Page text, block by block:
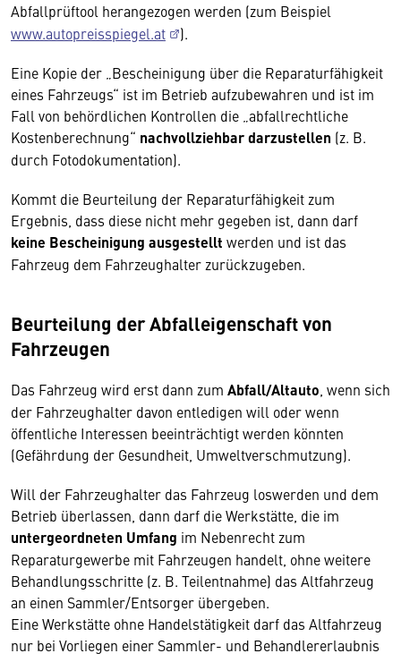
Abfallprüftool herangezogen werden (zum Beispiel
www.autopreisspiegel.at
).
Eine Kopie der „Bescheinigung über die Reparaturfähigkeit
eines Fahrzeugs“ ist im Betrieb aufzubewahren und ist im
Fall von behördlichen Kontrollen die „abfallrechtliche
Kostenberechnung“ nachvollziehbar darzustellen (z. B.
durch Fotodokumentation).
Kommt die Beurteilung der Reparaturfähigkeit zum
Ergebnis, dass diese nicht mehr gegeben ist, dann darf
keine Bescheinigung ausgestellt werden und ist das
Fahrzeug dem Fahrzeughalter zurückzugeben.
Beurteilung der Abfalleigenschaft von
Fahrzeugen
Das Fahrzeug wird erst dann zum Abfall/Altauto , wenn sich
der Fahrzeughalter davon entledigen will oder wenn
öffentliche Interessen beeinträchtigt werden könnten
(Gefährdung der Gesundheit, Umweltverschmutzung).
Will der Fahrzeughalter das Fahrzeug loswerden und dem
Betrieb überlassen, dann darf die Werkstätte, die im
untergeordneten Umfang im Nebenrecht zum
Reparaturgewerbe mit Fahrzeugen handelt, ohne weitere
Behandlungsschritte (z. B. Teilentnahme) das Altfahrzeug
an einen Sammler/Entsorger übergeben.
Eine Werkstätte ohne Handelstätigkeit darf das Altfahrzeug
nur bei Vorliegen einer Sammler- und Behandlererlaubnis